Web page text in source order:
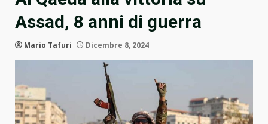
Assad, 8 anni di guerra
Mario Tafuri Dicembre 8, 2024